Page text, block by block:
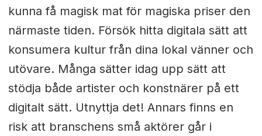
kunna få magisk mat för magiska priser den
närmaste tiden. Försök hitta digitala sätt att
konsumera kultur från dina lokal vänner och
utövare. Många sätter idag upp sätt att
stödja både artister och konstnärer på ett
digitalt sätt. Utnyttja det! Annars finns en
risk att branschens små aktörer går i